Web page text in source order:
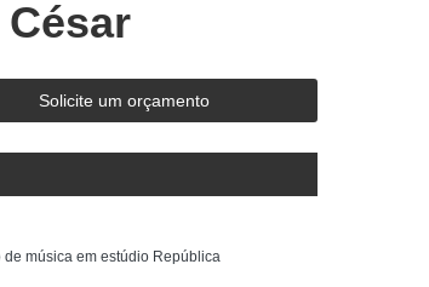
Ensaio em Estúdio de Música
Estúdio Ensaio de Bandas
Ensaio de Música
Acústica para Ensaio
Solicite um orçamento
de música em estúdio República